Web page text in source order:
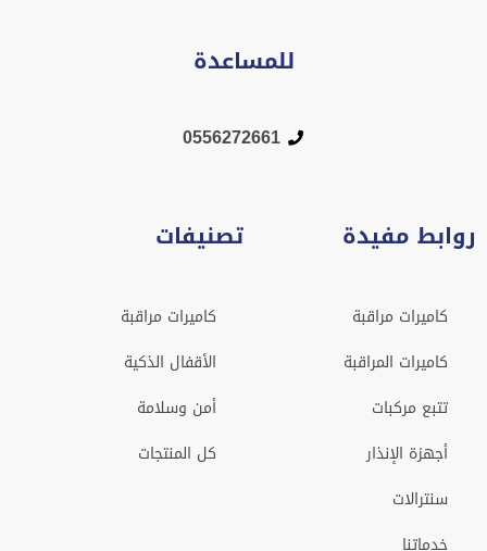
للمساعدة
0556272661
روابط مفيدة
كاميرات مراقبة
كاميرات المراقبة
تتبع مركبات
أجهزة الإنذار
سنترالات
خدماتنا
تصنيفات
كاميرات مراقبة
الأقفال الذكية
أمن وسلامة
كل المنتجات